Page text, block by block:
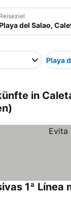
Reiseziel
Playa
in
1ª Línea